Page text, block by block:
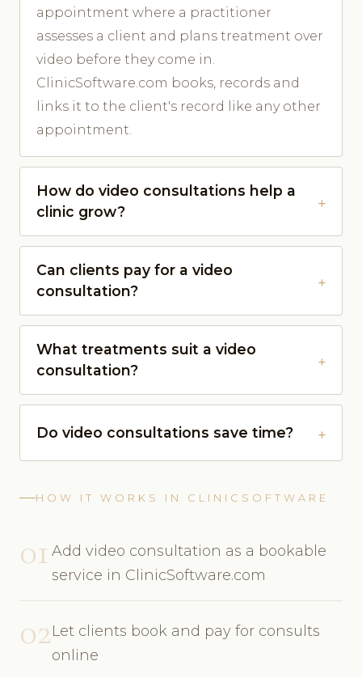
appointment where a practitioner
assesses a client and plans treatment over
video before they come in.
ClinicSoftware.com books, records and
links it to the client's record like any other
appointment.
How do video consultations help a
clinic grow?
Can clients pay for a video
consultation?
What treatments suit a video
consultation?
Do video consultations save time?
HOW IT WORKS IN CLINICSOFTWARE
01 Add video consultation as a bookable
service in ClinicSoftware.com
02Let clients book and pay for consults
online